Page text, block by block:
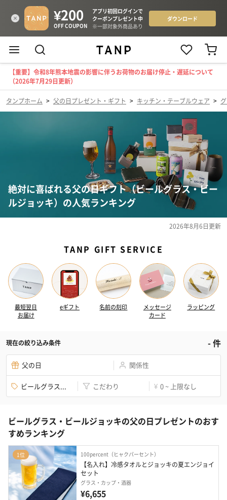
【重要】令和8年熊本地震の影響に伴うお荷物のお届け停止・遅延について
（2026年7月29日更新）
タンプホーム > 父の日プレゼント・ギフト > キッチン・テーブルウェア >
絶対に喜ばれる父の日ギフト（ビールグラス・ビー
ルジョッキ）の人気ランキング
2026年8月6日更新
TANP GIFT SERVICE
最短翌日
お届け
eギフト 名前の刻印
メッセージ
カード
ラッピング
現在の絞り込み条件 -件
父の日 関係性
ビールグラス... こだわり ¥ 0 ~ 上限なし
ビールグラス・ビールジョッキの父の日プレゼントのおす
すめランキング
1位 100percent（ヒャクパーセント）
【名入れ】冷感タオルとジョッキの夏エンジョイ
セット
グラス・カップ・酒器
¥6,655